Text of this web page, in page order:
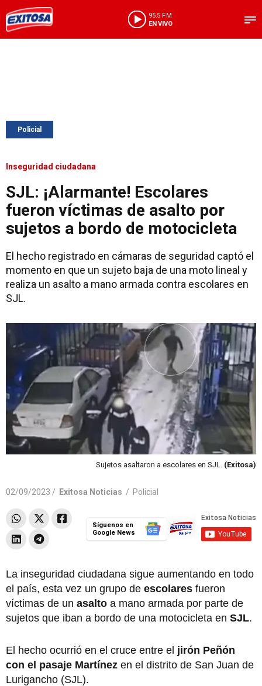
95.5 FM
EN VIVO
Policial
Inseguridad ciudadana
SJL: ¡Alarmante! Escolares
fueron víctimas de asalto por
sujetos a bordo de motocicleta
El hecho registrado en cámaras de seguridad captó el
momento en que un sujeto baja de una moto lineal y
realiza un asalto a mano armada contra escolares en
SJL.
Sujetos asaltaron a escolares en SJL. (Exitosa)
02/09/2023 / Exitosa Noticias / Policial
Síguenos en
Google News
La inseguridad ciudadana sigue aumentando en todo
el país, esta vez un grupo de escolares fueron
víctimas de un asalto a mano armada por parte de
sujetos que iban a bordo de una motocicleta en SJL.
El hecho ocurrió en el cruce entre el jirón Peñón
con el pasaje Martínez en el distrito de San Juan de
Lurigancho (SJL).